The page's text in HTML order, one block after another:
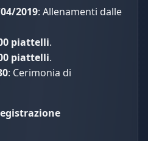
2019: Allenamenti dalle
piattelli.
piattelli.
: Cerimonia di